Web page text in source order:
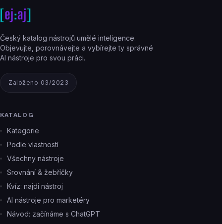
Český katalog nástrojů umělé inteligence.
Objevujte, porovnávejte a vybírejte ty správné
AI nástroje pro svou práci.
Založeno 03/2023
KATALOG
Kategorie
Podle vlastností
Všechny nástroje
Srovnání & žebříčky
Kvíz: najdi nástroj
AI nástroje pro marketéry
Návod: začínáme s ChatGPT